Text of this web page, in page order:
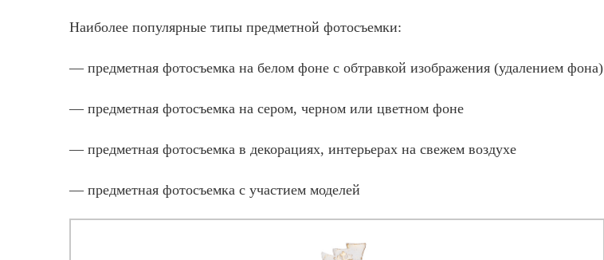
Наиболее популярные типы предметной фотосъемки:
— предметная фотосъемка на белом фоне с обтравкой изображения (удалением фона)
— предметная фотосъемка на сером, черном или цветном фоне
— предметная фотосъемка в декорациях, интерьерах на свежем воздухе
— предметная фотосъемка с участием моделей